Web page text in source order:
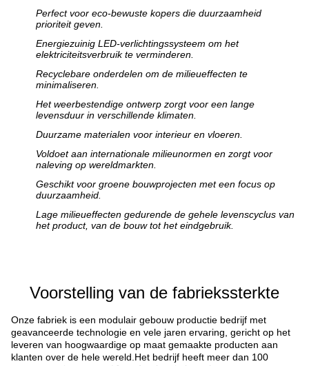
Perfect voor eco-bewuste kopers die duurzaamheid
prioriteit geven.
Energiezuinig LED-verlichtingssysteem om het
elektriciteitsverbruik te verminderen.
Recyclebare onderdelen om de milieueffecten te
minimaliseren.
Het weerbestendige ontwerp zorgt voor een lange
levensduur in verschillende klimaten.
Duurzame materialen voor interieur en vloeren.
Voldoet aan internationale milieunormen en zorgt voor
naleving op wereldmarkten.
Geschikt voor groene bouwprojecten met een focus op
duurzaamheid.
Lage milieueffecten gedurende de gehele levenscyclus van
het product, van de bouw tot het eindgebruik.
Voorstelling van de fabriekssterkte
Onze fabriek is een modulair gebouw productie bedrijf met
geavanceerde technologie en vele jaren ervaring, gericht op het
leveren van hoogwaardige op maat gemaakte producten aan
klanten over de hele wereld.Het bedrijf heeft meer dan 100